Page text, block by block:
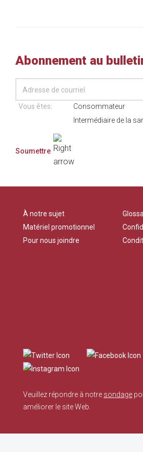
Abonnement au
Vous êtes:
Consommateur
Intermédiaire de la
À notre sujet
Matériel promotionnel
Pour nous joindre
Veuillez répondre à notre sondage
améliorer le site Web.